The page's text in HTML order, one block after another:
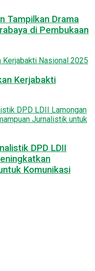
Tampilkan Drama
di Pembukaan
Kerjabakti
DPD LDII
Komunikasi